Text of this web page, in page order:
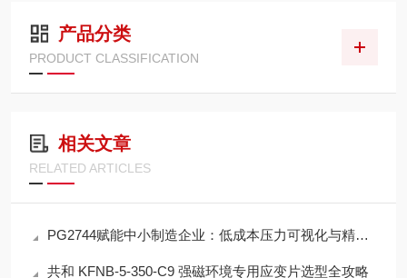
产品分类
PRODUCT CLASSIFICATION
相关文章
RELATED ARTICLES
PG2744赋能中小制造企业：低成本压力可视化与精准管控解决方案
共和 KFNB-5-350-C9 强磁环境专用应变片选型全攻略